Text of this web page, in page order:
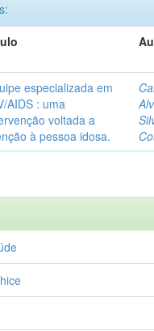
especializada em
AIDS : uma
voltada a
à pessoa idosa.